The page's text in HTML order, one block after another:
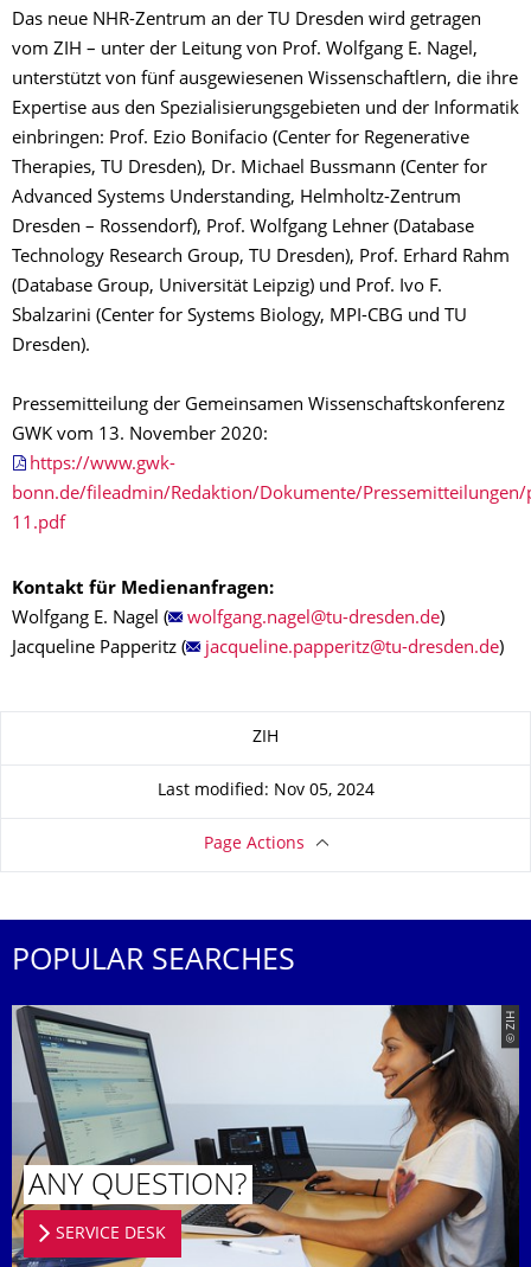
Das neue NHR-Zentrum an der TU Dresden wird getragen
vom ZIH – unter der Leitung von Prof. Wolfgang E. Nagel,
unterstützt von fünf ausgewiesenen Wissenschaftlern, die ihre
Expertise aus den Spezialisierungsgebieten und der Informatik
einbringen: Prof. Ezio Bonifacio (Center for Regenerative
Therapies, TU Dresden), Dr. Michael Bussmann (Center for
Advanced Systems Understanding, Helmholtz-Zentrum
Dresden – Rossendorf), Prof. Wolfgang Lehner (Database
Technology Research Group, TU Dresden), Prof. Erhard Rahm
(Database Group, Universität Leipzig) und Prof. Ivo F.
Sbalzarini (Center for Systems Biology, MPI-CBG und TU
Dresden).
Pressemitteilung der Gemeinsamen Wissenschaftskonferenz
GWK vom 13. November 2020:
https://www.gwk-
bonn.de/fileadmin/Redaktion/Dokumente/
11.pdf
Kontakt für Medienanfragen:
Wolfgang E. Nagel (
)
Jacqueline Papperitz (
)
ZIH
Last modified: Nov 05, 2024
Page Actions
POPULAR SEARCHES
© ZIH
ANY QUESTION?
SERVICE DESK